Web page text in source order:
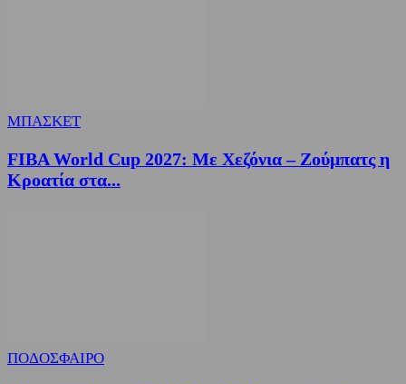
ΜΠΑΣΚΕΤ
FIBA World Cup 2027: Με Χεζόνια – Ζούμπατς η
Κροατία στα...
ΠΟΔΟΣΦΑΙΡΟ